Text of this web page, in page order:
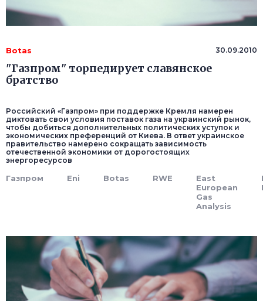
Botas 30.09.2010
"Газпром" торпедирует славянское
братство
Российский «Газпром» при поддержке Кремля намерен
диктовать свои условия поставок газа на украинский рынок,
чтобы добиться дополнительных политических уступок и
экономических преференций от Киева. В ответ украинское
правительство намерено сокращать зависимость
отечественной экономики от дорогостоящих
энергоресурсов
Газпром Eni Botas RWE
East
European
Gas
Analysis